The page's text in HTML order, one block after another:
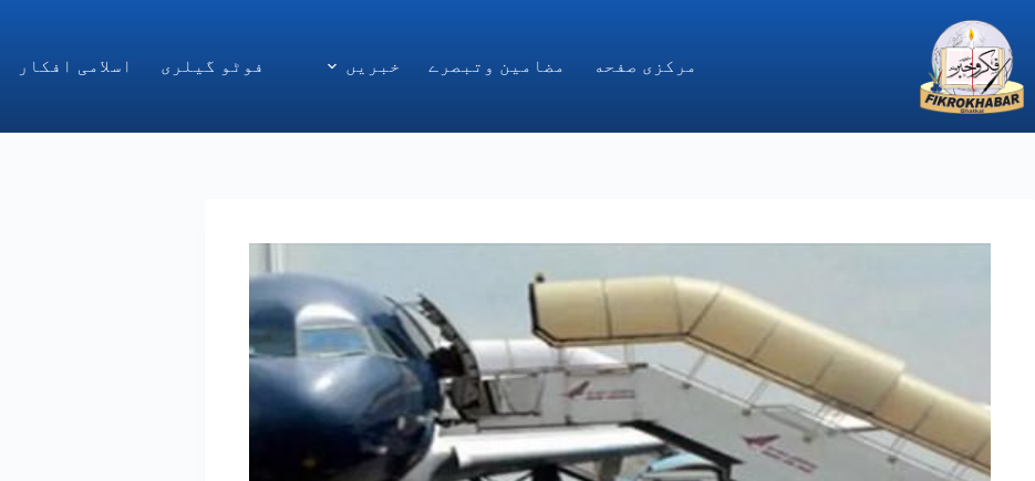
content
مركزى صفحه
مضامین وتبصرے خبریں فوٹو گیلری اسلامی افکار